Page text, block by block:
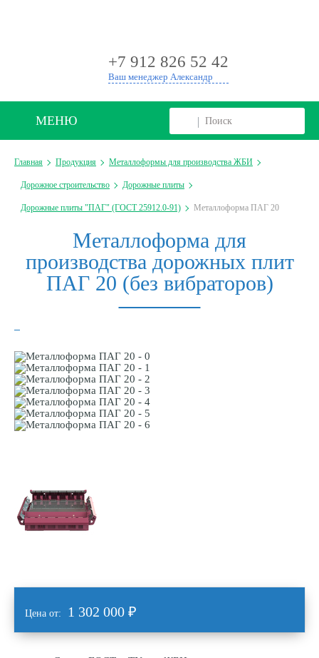
+7 912 826 52 42
Ваш менеджер Александр
МЕНЮ
Главная Продукция Металлоформы для производства ЖБИ
Дорожное строительство Дорожные плиты
Дорожные плиты "ПАГ" (ГОСТ 25912.0-91) Металлоформа ПАГ 20
Металлоформа для
производства дорожных плит
ПАГ 20 (без вибраторов)
Цена от: 1 302 000 ₽